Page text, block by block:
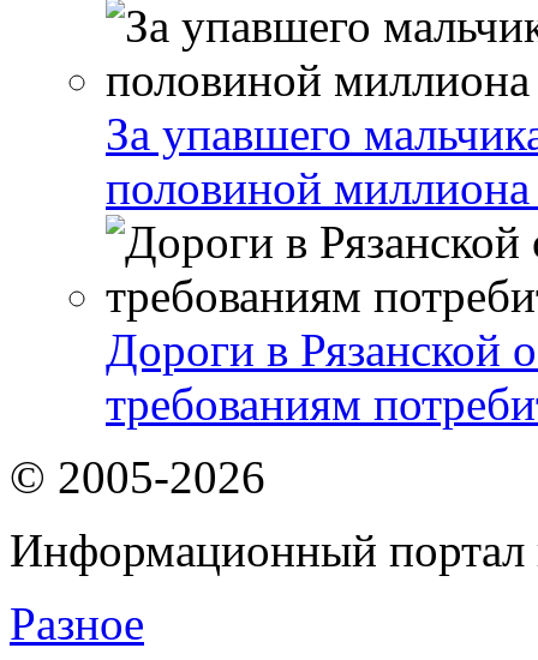
За упавшего
половиной миллиона
Дороги в Рязанской
требованиям
© 2005-2026
Информационный портал
Разное